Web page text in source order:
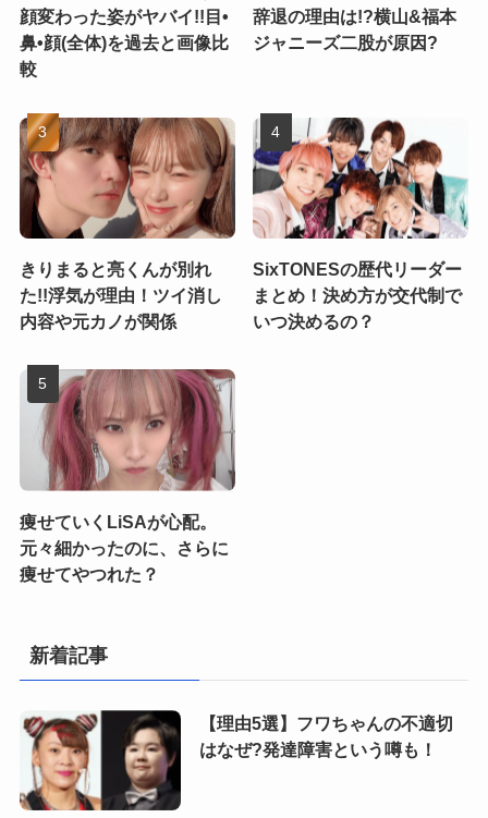
顔変わった姿がヤバイ!!目•
鼻•顔(全体)を過去と画像比
較
辞退の理由は!?横山&福本
ジャニーズ二股が原因?
きりまると亮くんが別れ
た!!浮気が理由！ツイ消し
内容や元カノが関係
SixTONESの歴代リーダー
まとめ！決め方が交代制で
いつ決めるの？
痩せていくLiSAが心配。
元々細かったのに、さらに
痩せてやつれた？
新着記事
【理由5選】フワちゃんの不適切
はなぜ?発達障害という噂も！